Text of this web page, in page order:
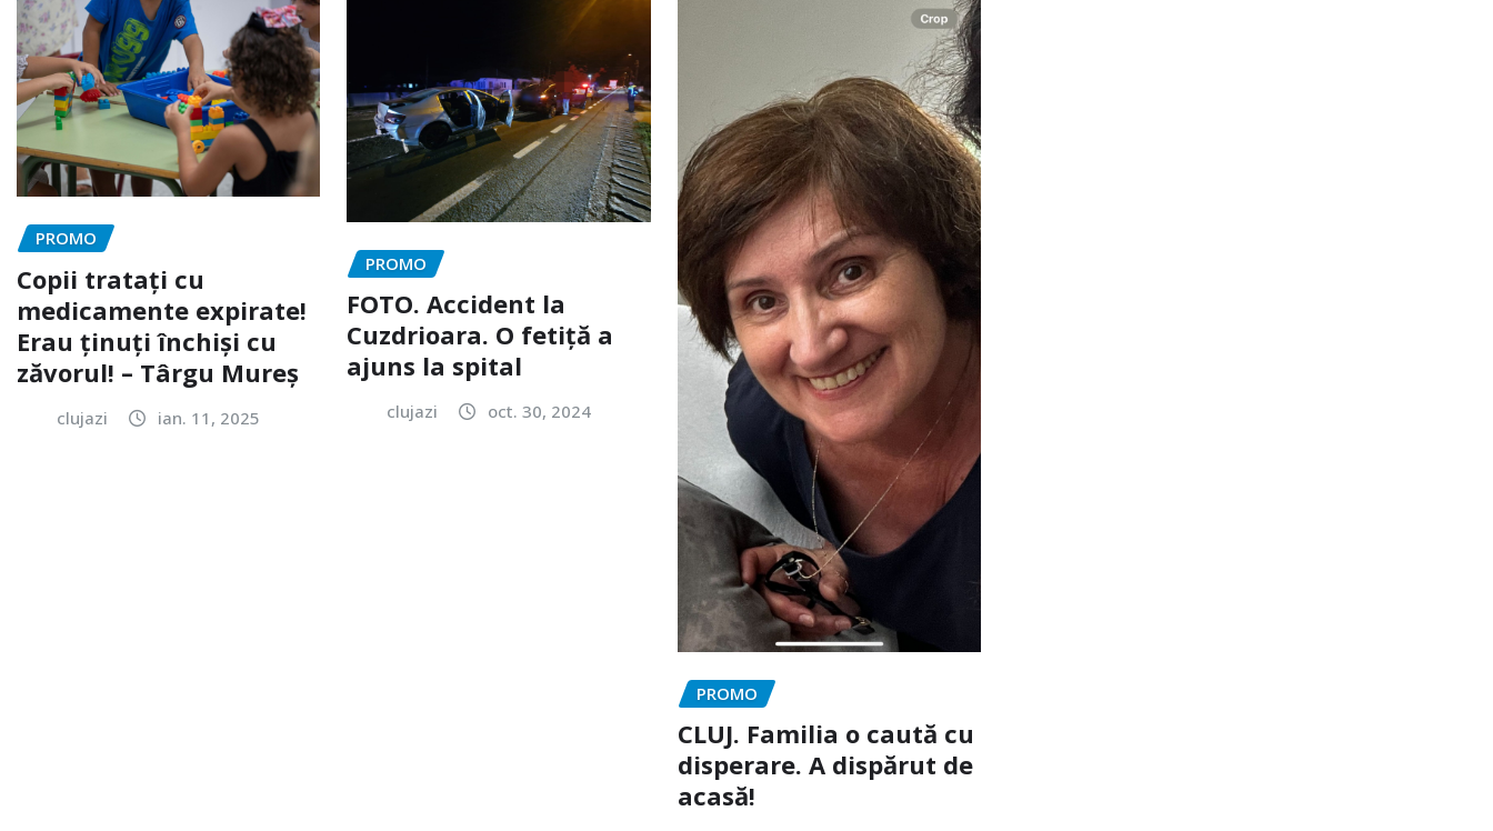
PROMO
Copii tratați cu
medicamente expirate!
Erau ținuți închiși cu
zăvorul! – Târgu Mureș
clujazi ian. 11, 2025
PROMO
FOTO. Accident la
Cuzdrioara. O fetiță a
ajuns la spital
clujazi oct. 30, 2024
PROMO
CLUJ. Familia o caută cu
disperare. A dispărut de
acasă!